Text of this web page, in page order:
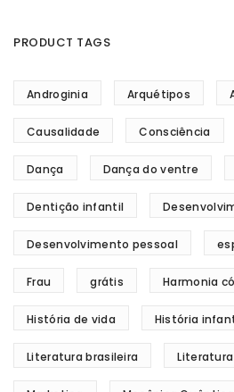
PRODUCT TAGS
Androginia Arquétipos
Causalidade Consciência
Dança Dança do ventre
Dentição infantil
Desenvolvimento pessoal
Frau grátis Harmonia
História de vida História
Literatura brasileira